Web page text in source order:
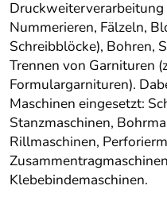
Druckweiterverarbeitung
Nummerieren, Fälzeln,
Schreibblöcke), Bohren,
Trennen von Garnituren
Formulargarnituren).
Maschinen eingesetzt:
Stanzmaschinen,
Rillmaschinen,
Klebebindemaschinen.